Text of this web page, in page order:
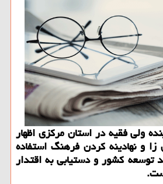
ولی فقیه در استان مركزی اظهار
و نهادینه كردن فرهنگ استفاده
توسعه كشور و دستیابی به اقتدار